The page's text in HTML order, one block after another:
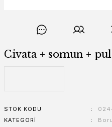
Civata + somun +
STOK KODU
KATEGORI